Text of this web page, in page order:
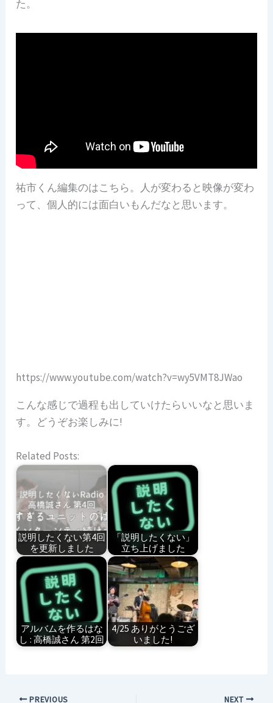
た。
祐市くん編集のはこちら。人が変わると映像が変わ
って、個人的には面白いもんだなと思います。
https://www.youtube.com/watch?v=wy5VMT8JWao
こんな感じで過程も出していけたらいいなと思いま
す。どうぞお楽しみに!
Related Posts:
説明したくない第4回
を更新しました
「説明したくない」
立ち上げました
アルバムを作るはな
し : 高橋誠さん 第2回
4/25 ありがとうござ
いました!
PREVIOUS NEXT